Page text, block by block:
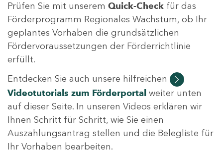
Prüfen Sie mit unserem Quick-Check für das
Förderprogramm Regionales Wachstum, ob Ihr
geplantes Vorhaben die grundsätzlichen
Fördervoraussetzungen der Förderrichtlinie
erfüllt.
Entdecken Sie auch unsere hilfreichen
Videotutorials zum Förderportal weiter unten
auf dieser Seite. In unseren Videos erklären wir
Ihnen Schritt für Schritt, wie Sie einen
Auszahlungsantrag stellen und die Belegliste für
Ihr Vorhaben bearbeiten.